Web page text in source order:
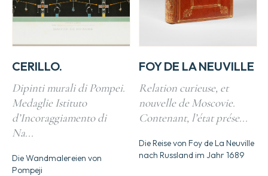
CERILLO.
Dipinti murali di Pompei.
Medaglie Istituto
d’Incoraggiamento di
Na...
Die Wandmalereien von
Pompeji
FOY DE LA NEUVILLE
Relation curieuse, et
nouvelle de Moscovie.
Contenant, l’état prése...
Die Reise von Foy de La Neuville
nach Russland im Jahr 1689